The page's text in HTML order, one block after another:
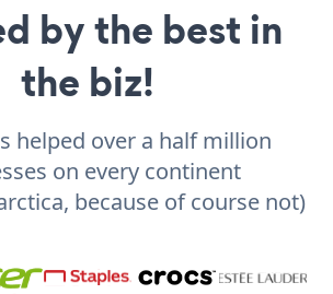
by the best in
the biz!
helped over a half million
on every continent
because of course not)